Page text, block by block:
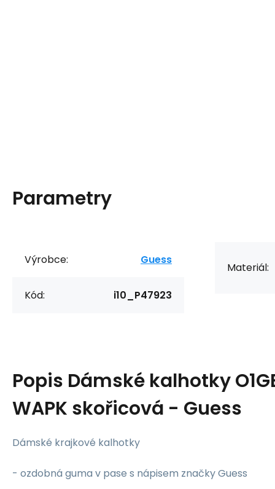
Parametry
Výrobce: Guess
Kód: i10_P47923
Materiál:
Popis Dámské kalhotky
WAPK skořicová - Guess
Dámské krajkové kalhotky
- ozdobná guma v pase s nápisem značky Guess